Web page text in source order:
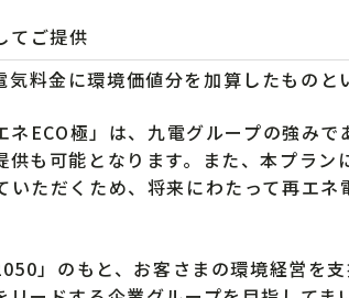
てご提供
料金に環境価値分を加算したものと
ECO極」は、九電グループの強みで
も可能となります。また、本プラン
ただくため、将来にわたって再エネ
」のもと、お客さまの環境経営を支